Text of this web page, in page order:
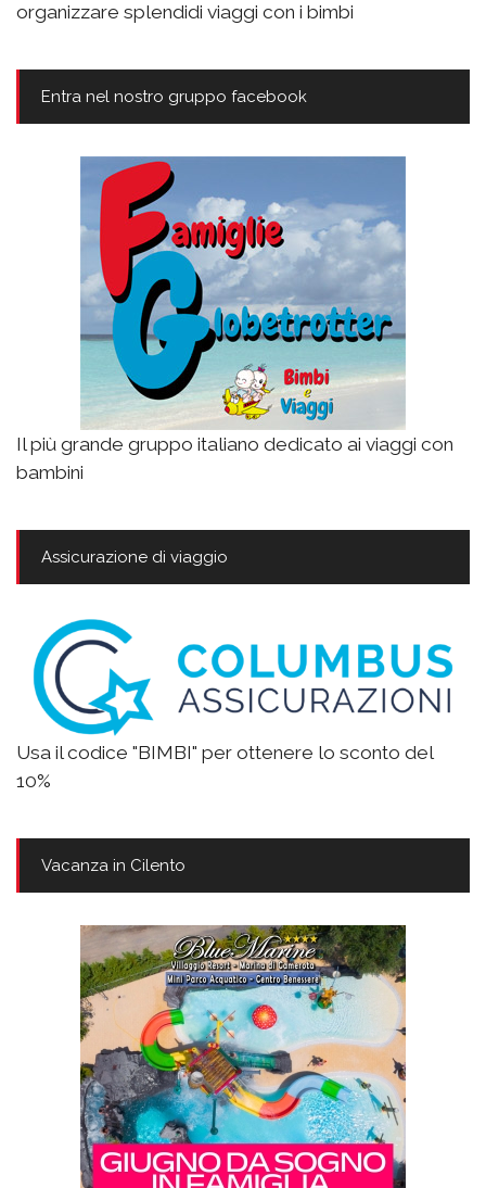
organizzare splendidi viaggi con i bimbi
Entra nel nostro gruppo facebook
Il più grande gruppo italiano dedicato ai viaggi con
bambini
Assicurazione di viaggio
Usa il codice "BIMBI" per ottenere lo sconto del
10%
Vacanza in Cilento